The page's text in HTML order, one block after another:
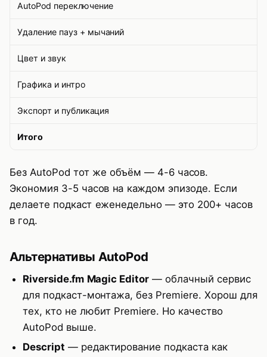
AutoPod переключение
Удаление пауз + мычаний
Цвет и звук
Графика и интро
Экспорт и публикация
Итого
Без AutoPod тот же объём — 4-6 часов.
Экономия 3-5 часов на каждом эпизоде. Если
делаете подкаст еженедельно — это 200+ часов
в год.
Альтернативы AutoPod
Riverside.fm Magic Editor — облачный сервис
для подкаст-монтажа, без Premiere. Хорош для
тех, кто не любит Premiere. Но качество
AutoPod выше.
Descript — редактирование подкаста как